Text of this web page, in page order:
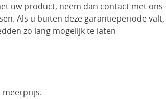
uw product, neem dan contact met ons
Als u buiten deze garantieperiode valt,
zo lang mogelijk te laten
meerprijs.